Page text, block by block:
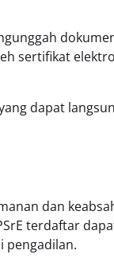
sertifikat
dapat
dan
terdaftar
pengadilan.